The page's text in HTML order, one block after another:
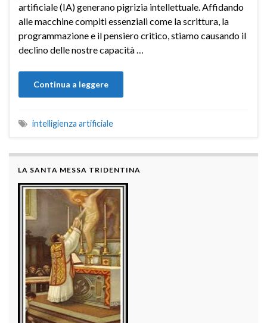
artificiale (IA) generano pigrizia intellettuale. Affidando
alle macchine compiti essenziali come la scrittura, la
programmazione e il pensiero critico, stiamo causando il
declino delle nostre capacità …
Continua a leggere
intelligienza artificiale
LA SANTA MESSA TRIDENTINA